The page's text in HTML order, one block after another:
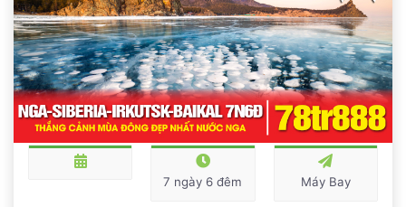
7 ngày 6 đêm Máy Bay